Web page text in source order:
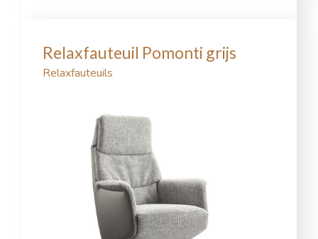
Relaxfauteuil Pomonti grijs
Relaxfauteuils